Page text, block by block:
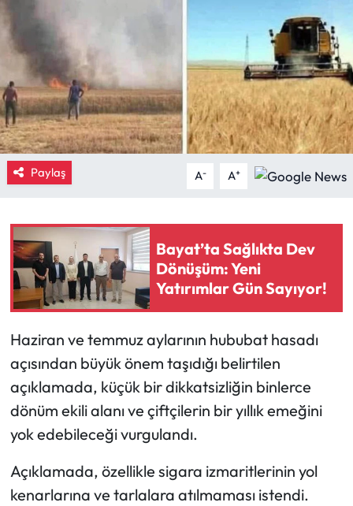
Paylaş A- A+
Bayat’ta Sağlıkta Dev
Dönüşüm: Yeni
Yatırımlar Gün Sayıyor!
Haziran ve temmuz aylarının hububat hasadı
açısından büyük önem taşıdığı belirtilen
açıklamada, küçük bir dikkatsizliğin binlerce
dönüm ekili alanı ve çiftçilerin bir yıllık emeğini
yok edebileceği vurgulandı.
Açıklamada, özellikle sigara izmaritlerinin yol
kenarlarına ve tarlalara atılmaması istendi.
Eğitim
Ekonomi
Güncel
İskilip Haberleri
Kimdir?
Kültür Sanat
Laçin Haberleri
Magazin
Mecitözü Haberleri
Oğuzlar Haberleri
Ortaköy Haberleri